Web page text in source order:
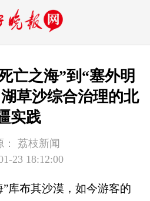
亡之海”到“塞外明
草沙综合治理的北
实践
荔枝新闻
23 18:12:00
库布其沙漠，如今游客的